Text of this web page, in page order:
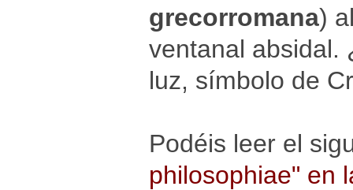
grecorromana)
ventanal absidal.
luz, símbolo de
Podéis leer el
philosophiae" en